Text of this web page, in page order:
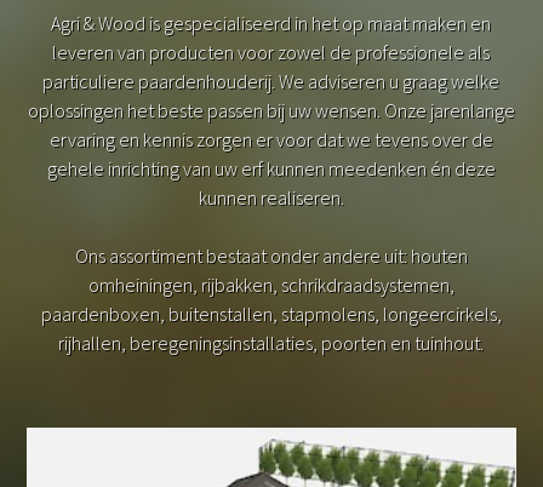
Agri & Wood is gespecialiseerd in het op maat maken en
leveren van producten voor zowel de professionele als
particuliere paardenhouderij. We adviseren u graag welke
oplossingen het beste passen bij uw wensen. Onze jarenlange
ervaring en kennis zorgen er voor dat we tevens over de
gehele inrichting van uw erf kunnen meedenken én deze
kunnen realiseren.
Ons assortiment bestaat onder andere uit: houten
omheiningen, rijbakken, schrikdraadsystemen,
paardenboxen, buitenstallen, stapmolens, longeercirkels,
rijhallen, beregeningsinstallaties, poorten en tuinhout.